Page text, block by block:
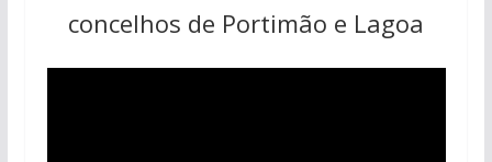
concelhos de Portimão e Lagoa